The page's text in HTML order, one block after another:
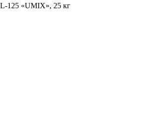
125 «UMIX», 25 кг